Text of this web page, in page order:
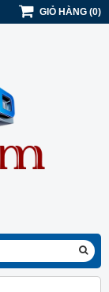
GIỎ HÀNG (0)